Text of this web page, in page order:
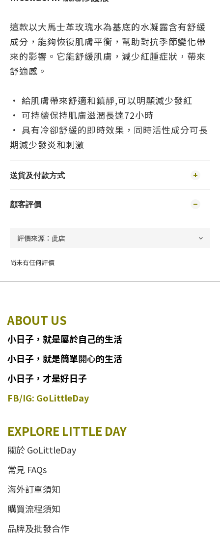
這款以大馬士革玫瑰水為基底的水凝露含有舒緩
成分，能夠恢復肌膚平衡，幫助對抗季節變化帶
來的影響。它能舒緩肌膚，減少紅腫症狀，帶來
舒適感。
• 給肌膚帶來舒適和鎮靜,可以明顯減少發紅
• 可持續保持肌膚滋潤長達72小時
• 具有冷卻舒緩的即時效果，同時活性成分可長
期減少發炎和刺激
送貨及付款方式
顧客評價
尚未有任何評價
ABOUT US
小日子 ， 就是屬於自己的生活
小日子 ， 就是簡單開心的生活
小日子，才是好日子
FB/IG: GoLittleDay
EXPLORE LITTLE DAY
關於 GoLittleDay
常見 FAQs
海外訂單須知
購買流程須知
品牌及批發合作